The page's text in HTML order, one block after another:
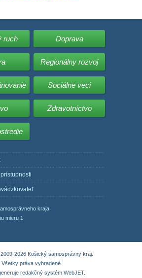
ruch Doprava
Regionálny rozvoj
Sociálne veci
Zdravotníctvo
kraja
mieru 1
2026 Košický samosprávny kraj.
Všetky práva vyhradené.
redakčný systém WebJET.